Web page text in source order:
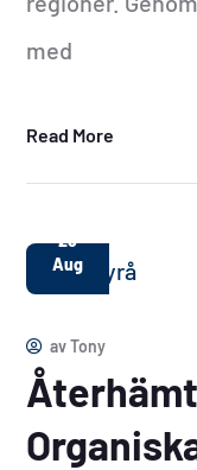
med
Read More
28
Aug
avTony